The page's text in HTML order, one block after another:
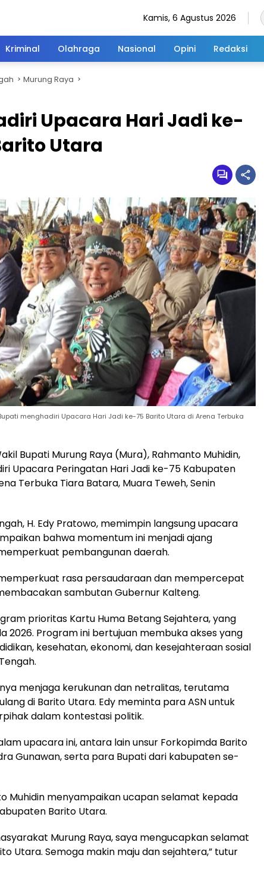
Kamis, 6 Agustus 2026
Kriminal Olahraga Nasional Opini Redaksi
Murung Raya
Upacara Hari Jadi ke-
Utara
menghadiri Upacara Hari Jadi ke-75 Barito Utara di Arena Terbuka
Bupati Murung Raya (Mura), Rahmanto Muhidin,
Upacara Peringatan Hari Jadi ke-75 Kabupaten
Terbuka Tiara Batara, Muara Teweh, Senin
H. Edy Pratowo, memimpin langsung upacara
bahwa momentum ini menjadi ajang
pembangunan daerah.
rasa persaudaraan dan mempercepat
sambutan Gubernur Kalteng.
prioritas Kartu Huma Betang Sejahtera, yang
2026. Program ini bertujuan membuka akses yang
kesehatan, ekonomi, dan kesejahteraan sosial
menjaga kerukunan dan netralitas, terutama
di Barito Utara. Edy meminta para ASN untuk
dalam kontestasi politik.
upacara ini, antara lain unsur Forkopimda Barito
Gunawan, serta para Bupati dari kabupaten se-
Muhidin menyampaikan ucapan selamat kepada
Barito Utara.
Murung Raya, saya mengucapkan selamat
Utara. Semoga makin maju dan sejahtera,” tutur